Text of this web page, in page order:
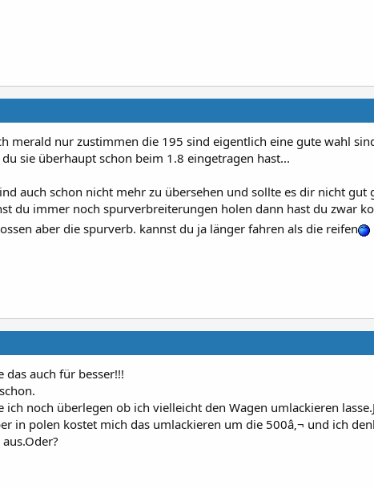
merald nur zustimmen die 195 sind eigentlich eine gute wahl
sie überhaupt schon beim 1.8 eingetragen hast...
auch schon nicht mehr zu übersehen und sollte es dir nicht gut
du immer noch spurverbreiterungen holen dann hast du zwar
aber die spurverb. kannst du ja länger fahren als die reifen
das auch für besser!!!
ich noch überlegen ob ich vielleicht den Wagen umlackieren
in polen kostet mich das umlackieren um die 500â‚¬ und ich